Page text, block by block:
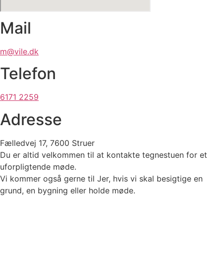
Mail
m@vile.dk
Telefon
6171 2259
Adresse
Fælledvej 17, 7600 Struer
Du er altid velkommen til at kontakte tegnestuen for et
uforpligtende møde.
Vi kommer også gerne til Jer, hvis vi skal besigtige en
grund, en bygning eller holde møde.